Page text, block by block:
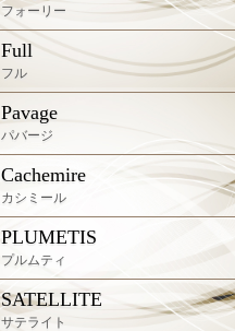
フォーリー
Full
フル
Pavage
パバージ
Cachemire
カシミール
PLUMETIS
プルムティ
SATELLITE
サテライト